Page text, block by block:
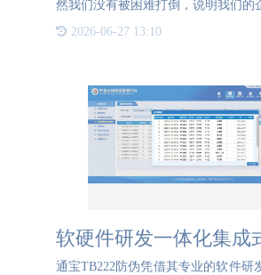
然我们没有被困难打倒，说明我们的
管理有方，运营有道，崭新的2021年
你是否做好准备迎接新的一年了？12
2026-06-27 13:10
软硬件研发一体化集成
通宝TB222防伪凭借其专业的软件研